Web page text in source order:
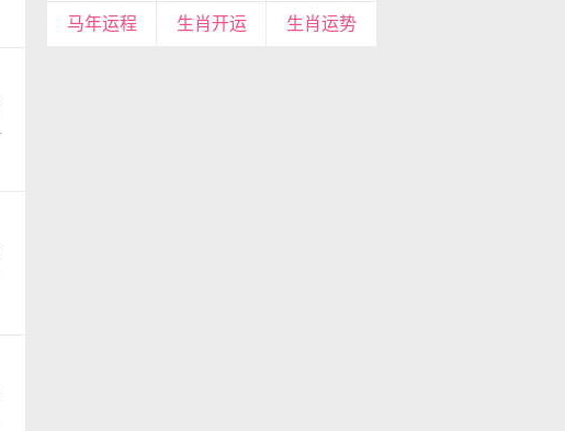
马年运程 生肖开运 生肖运势